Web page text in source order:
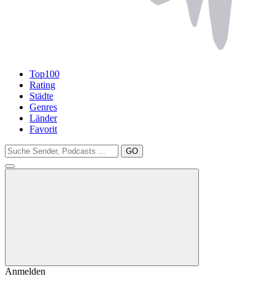
Top100
Rating
Städte
Genres
Länder
Favorit
GO
Anmelden